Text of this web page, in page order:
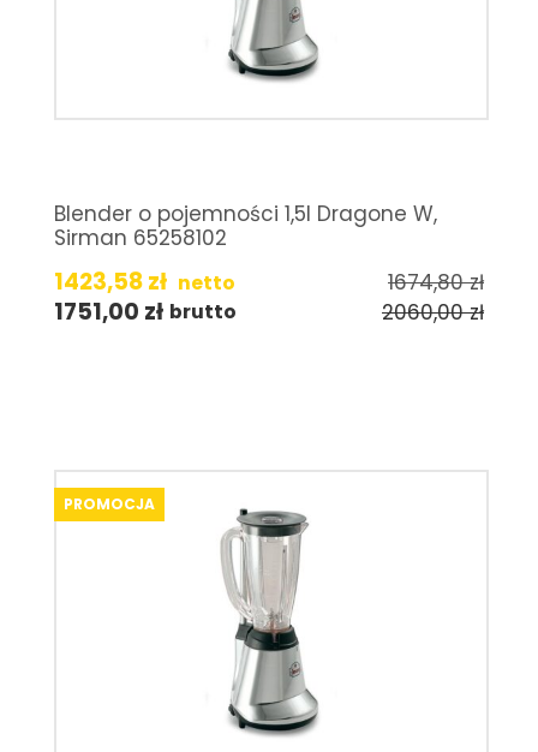
Blender o pojemności 1,5l Dragone W,
Sirman 65258102
1423,58zł netto 1674,80zł
1751,00 zł brutto 2060,00zł
PROMOCJA